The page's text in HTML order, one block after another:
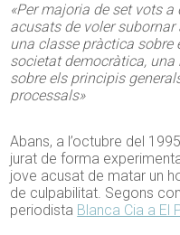
«Per majoria de set vots
acusats de voler
una classe pràctica sobre
societat democràtica,
sobre els principis
processals»
Abans, a l’octubre del
jurat de forma
jove acusat de matar un
de culpabilitat. Segons
periodista Blanca Cia a El